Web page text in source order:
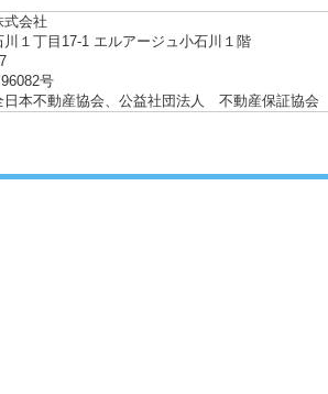
式会社
１丁目17-1 エルアージュ小石川１階
号
本不動産協会、公益社団法人 不動産保証協会